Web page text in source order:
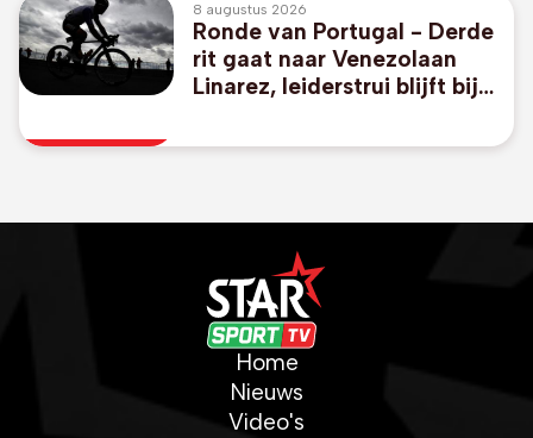
8 augustus 2026
Ronde van Portugal - Derde
rit gaat naar Venezolaan
Linarez, leiderstrui blijft bij
Home
Nieuws
Video's